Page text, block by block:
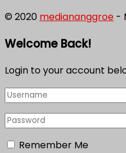
© 2020 mediananggroe -
Welcome Back!
Login to your account
Remember Me